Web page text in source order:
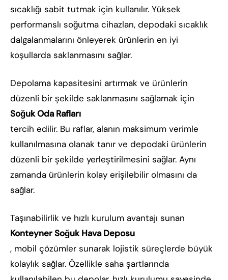
sıcaklığı sabit tutmak için kullanılır. Yüksek
performanslı soğutma cihazları, depodaki sıcaklık
dalgalanmalarını önleyerek ürünlerin en iyi
koşullarda saklanmasını sağlar.
Depolama kapasitesini artırmak ve ürünlerin
düzenli bir şekilde saklanmasını sağlamak için
Soğuk Oda Rafları
tercih edilir. Bu raflar, alanın maksimum verimle
kullanılmasına olanak tanır ve depodaki ürünlerin
düzenli bir şekilde yerleştirilmesini sağlar. Aynı
zamanda ürünlerin kolay erişilebilir olmasını da
sağlar.
Taşınabilirlik ve hızlı kurulum avantajı sunan
Konteyner Soğuk Hava Deposu
, mobil çözümler sunarak lojistik süreçlerde büyük
kolaylık sağlar. Özellikle saha şartlarında